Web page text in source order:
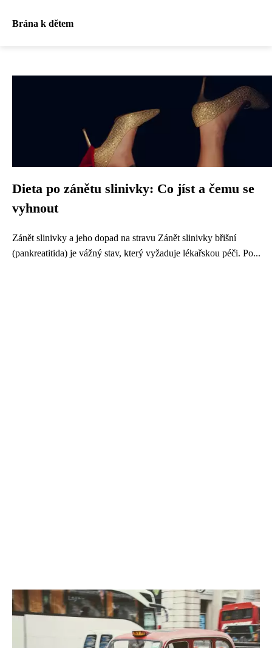
Brána k dětem
Dieta po zánětu slinivky: Co jíst a čemu se
vyhnout
Zánět slinivky a jeho dopad na stravu Zánět slinivky břišní
(pankreatitida) je vážný stav, který vyžaduje lékařskou péči. Po...